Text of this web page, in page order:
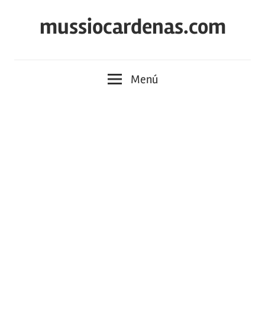
mussiocardenas.com
Menú